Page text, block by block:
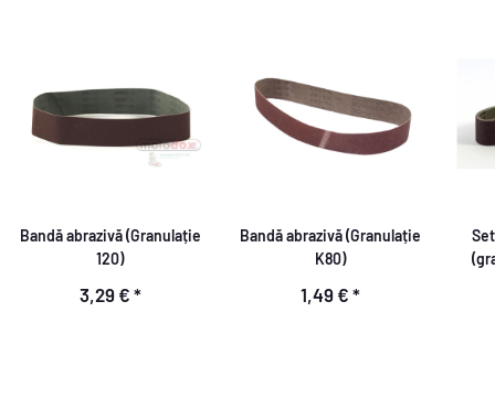
Bandă abrazivă (Granulație
120)
3,29 € *
Bandă abrazivă (Granulație
K80)
1,49 € *